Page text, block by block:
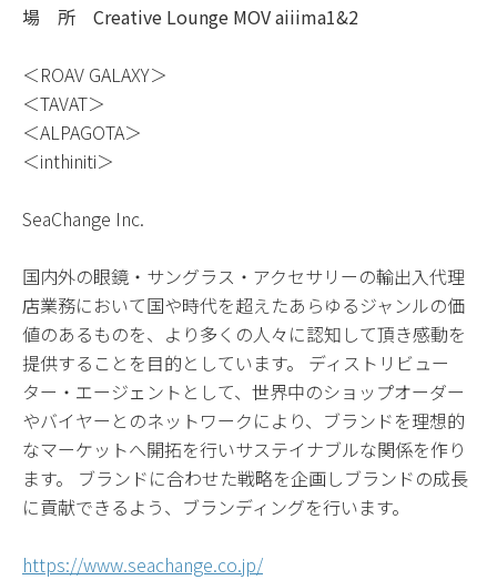
場 所
Creative Lounge MOV aiiima1&2
＜ROAV GALAXY＞
＜TAVAT＞
＜ALPAGOTA＞
＜inthiniti＞
SeaChange Inc.
国内外の眼鏡・サングラス・アクセサリーの輸出入代理
店業務において国や時代を超えたあらゆるジャンルの価
値のあるものを、より多くの人々に認知して頂き感動を
提供することを目的としています。 ディストリビュー
ター・エージェントとして、世界中のショップオーダー
やバイヤーとのネットワークにより、ブランドを理想的
なマーケットへ開拓を行いサステイナブルな関係を作り
ます。 ブランドに合わせた戦略を企画しブランドの成長
に貢献できるよう、ブランディングを行います。
https://www.seachange.co.jp/